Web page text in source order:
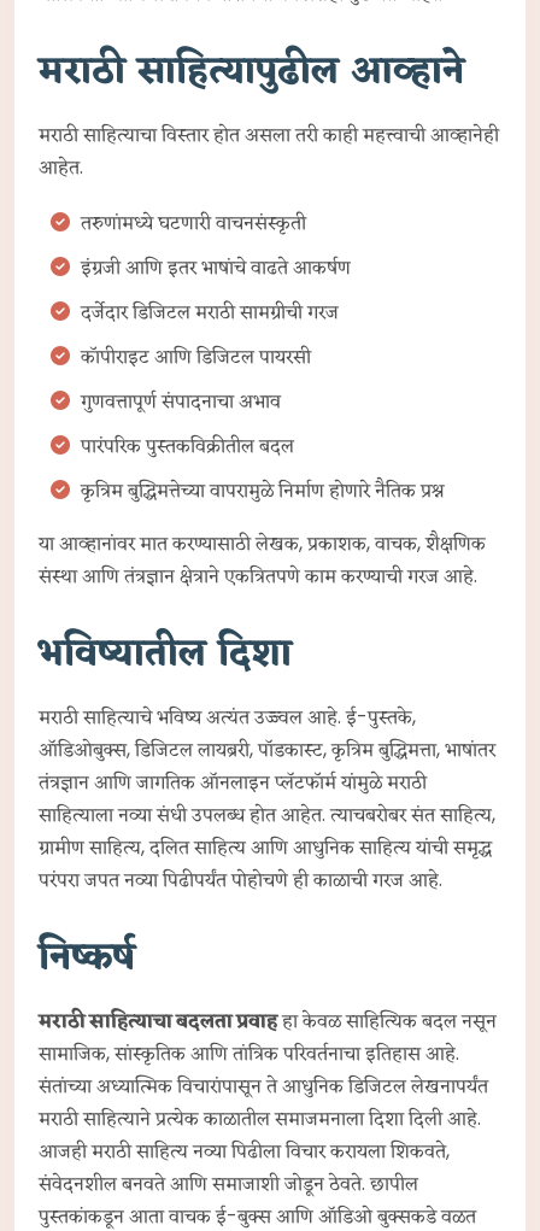
मराठी साहित्यापुढील आव्हाने
मराठी साहित्याचा विस्तार होत असला तरी काही महत्त्वाची आव्हानेही
आहेत.
तरुणांमध्ये घटणारी वाचनसंस्कृती
इंग्रजी आणि इतर भाषांचे वाढते आकर्षण
दर्जेदार डिजिटल मराठी सामग्रीची गरज
कॉपीराइट आणि डिजिटल पायरसी
गुणवत्तापूर्ण संपादनाचा अभाव
पारंपरिक पुस्तकविक्रीतील बदल
कृत्रिम बुद्धिमत्तेच्या वापरामुळे निर्माण होणारे नैतिक प्रश्न
या आव्हानांवर मात करण्यासाठी लेखक, प्रकाशक, वाचक, शैक्षणिक
संस्था आणि तंत्रज्ञान क्षेत्राने एकत्रितपणे काम करण्याची गरज आहे.
भविष्यातील दिशा
मराठी साहित्याचे भविष्य अत्यंत उज्ज्वल आहे. ई-पुस्तके,
ऑडिओबुक्स, डिजिटल लायब्ररी, पॉडकास्ट, कृत्रिम बुद्धिमत्ता, भाषांतर
तंत्रज्ञान आणि जागतिक ऑनलाइन प्लॅटफॉर्म यांमुळे मराठी
साहित्याला नव्या संधी उपलब्ध होत आहेत. त्याचबरोबर संत साहित्य,
ग्रामीण साहित्य, दलित साहित्य आणि आधुनिक साहित्य यांची समृद्ध
परंपरा जपत नव्या पिढीपर्यंत पोहोचणे ही काळाची गरज आहे.
निष्कर्ष
मराठी साहित्याचा बदलता प्रवाहहा केवळ साहित्यिक बदल नसून
सामाजिक, सांस्कृतिक आणि तांत्रिक परिवर्तनाचा इतिहास आहे.
संतांच्या अध्यात्मिक विचारांपासून ते आधुनिक डिजिटल लेखनापर्यंत
मराठी साहित्याने प्रत्येक काळातील समाजमनाला दिशा दिली आहे.
आजही मराठी साहित्य नव्या पिढीला विचार करायला शिकवते,
संवेदनशील बनवते आणि समाजाशी जोडून ठेवते. छापील
पुस्तकांकडून आता वाचक ई-बुक्स आणि ऑडिओ बुक्सकडे वळत